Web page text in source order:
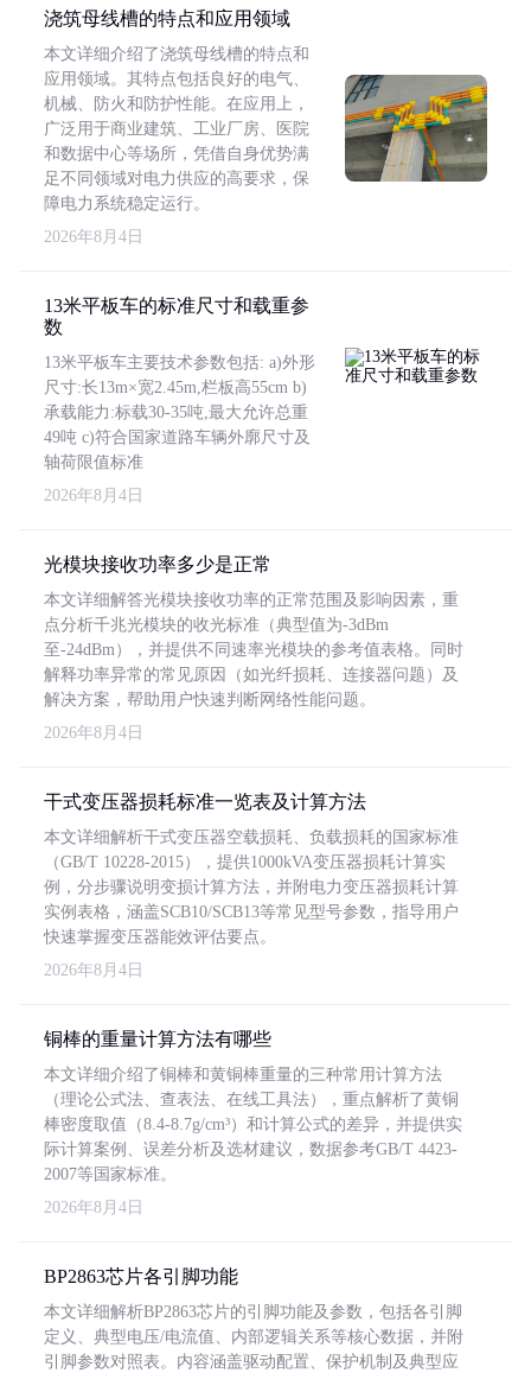
浇筑母线槽的特点和应用领域
本文详细介绍了浇筑母线槽的特点和
应用领域。其特点包括良好的电气、
机械、防火和防护性能。在应用上，
广泛用于商业建筑、工业厂房、医院
和数据中心等场所，凭借自身优势满
足不同领域对电力供应的高要求，保
障电力系统稳定运行。
2026年8月4日
13米平板车的标准尺寸和载重参
数
13米平板车主要技术参数包括: a)外形
尺寸:长13m×宽2.45m,栏板高55cm b)
承载能力:标载30-35吨,最大允许总重
49吨 c)符合国家道路车辆外廓尺寸及
轴荷限值标准
2026年8月4日
光模块接收功率多少是正常
本文详细解答光模块接收功率的正常范围及影响因素，重
点分析千兆光模块的收光标准（典型值为-3dBm
至-24dBm），并提供不同速率光模块的参考值表格。同时
解释功率异常的常见原因（如光纤损耗、连接器问题）及
解决方案，帮助用户快速判断网络性能问题。
2026年8月4日
干式变压器损耗标准一览表及计算方法
本文详细解析干式变压器空载损耗、负载损耗的国家标准
（GB/T 10228-2015），提供1000kVA变压器损耗计算实
例，分步骤说明变损计算方法，并附电力变压器损耗计算
实例表格，涵盖SCB10/SCB13等常见型号参数，指导用户
快速掌握变压器能效评估要点。
2026年8月4日
铜棒的重量计算方法有哪些
本文详细介绍了铜棒和黄铜棒重量的三种常用计算方法
（理论公式法、查表法、在线工具法），重点解析了黄铜
棒密度取值（8.4-8.7g/cm³）和计算公式的差异，并提供实
际计算案例、误差分析及选材建议，数据参考GB/T 4423-
2007等国家标准。
2026年8月4日
BP2863芯片各引脚功能
本文详细解析BP2863芯片的引脚功能及参数，包括各引脚
定义、典型电压/电流值、内部逻辑关系等核心数据，并附
引脚参数对照表。内容涵盖驱动配置、保护机制及典型应